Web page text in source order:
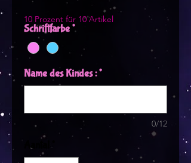
10 Prozent für 10 Artikel
Schriftfarbe*
Name des Kindes :*
0/12
Aantal *